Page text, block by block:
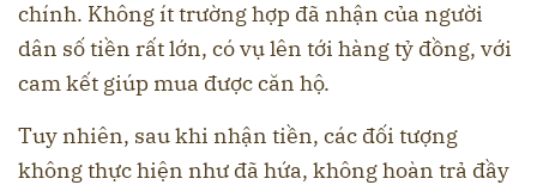
chính. Không ít trường hợp đã nhận của người
dân số tiền rất lớn, có vụ lên tới hàng tỷ đồng, với
cam kết giúp mua được căn hộ.
Tuy nhiên, sau khi nhận tiền, các đối tượng
không thực hiện như đã hứa, không hoàn trả đầy